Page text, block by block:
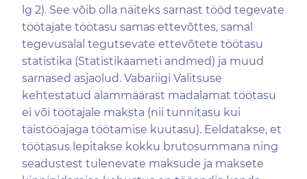
lg 2). See võib olla näiteks sarnast tööd tegevate
töötajate töötasu samas ettevõttes, samal
tegevusalal tegutsevate ettevõtete töötasu
statistika (Statistikaameti andmed) ja muud
sarnased asjaolud. Vabariigi Valitsuse
kehtestatud alammäärast madalamat töötasu
ei või töötajale maksta (nii tunnitasu kui
täistööajaga töötamise kuutasu). Eeldatakse, et
töötasus lepitakse kokku brutosummana ning
seadustest tulenevate maksude ja maksete